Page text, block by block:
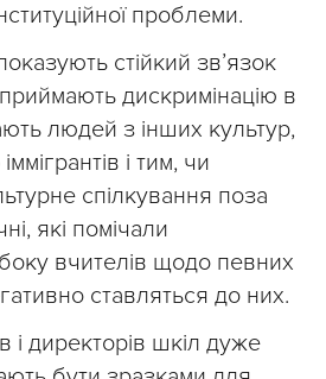
проблеми.
стійкий зв’язок
дискримінацію в
людей з інших культур,
і тим, чи
спілкування поза
які помічали
вчителів щодо певних
ставляться до них.
і директорів шкіл дуже